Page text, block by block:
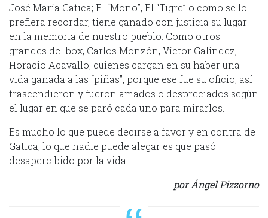
José María Gatica; El “Mono”, El “Tigre” o como se lo
prefiera recordar, tiene ganado con justicia su lugar
en la memoria de nuestro pueblo. Como otros
grandes del box, Carlos Monzón, Víctor Galíndez,
Horacio Acavallo; quienes cargan en su haber una
vida ganada a las “piñas”, porque ese fue su oficio, así
trascendieron y fueron amados o despreciados según
el lugar en que se paró cada uno para mirarlos.
Es mucho lo que puede decirse a favor y en contra de
Gatica; lo que nadie puede alegar es que pasó
desapercibido por la vida.
por Ángel Pizzorno